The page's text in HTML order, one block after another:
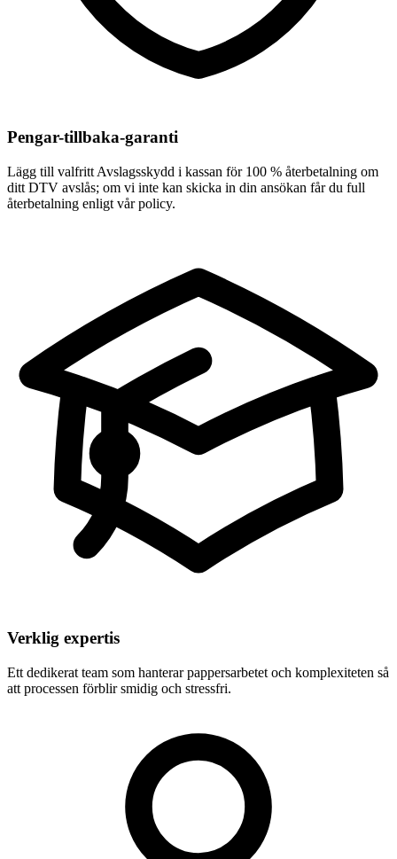
Pengar-tillbaka-garanti
Lägg till valfritt Avslagsskydd i kassan för 100 % återbetalning om
ditt DTV avslås; om vi inte kan skicka in din ansökan får du full
återbetalning enligt vår policy.
Verklig expertis
Ett dedikerat team som hanterar pappersarbetet och komplexiteten så
att processen förblir smidig och stressfri.